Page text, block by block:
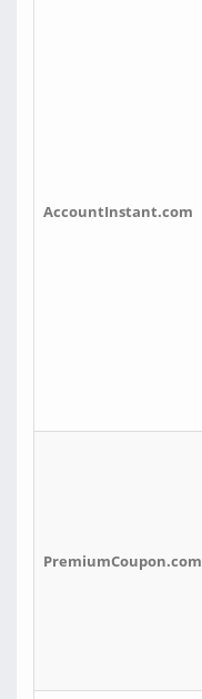
AccountInstant.com
PremiumCoupon.com